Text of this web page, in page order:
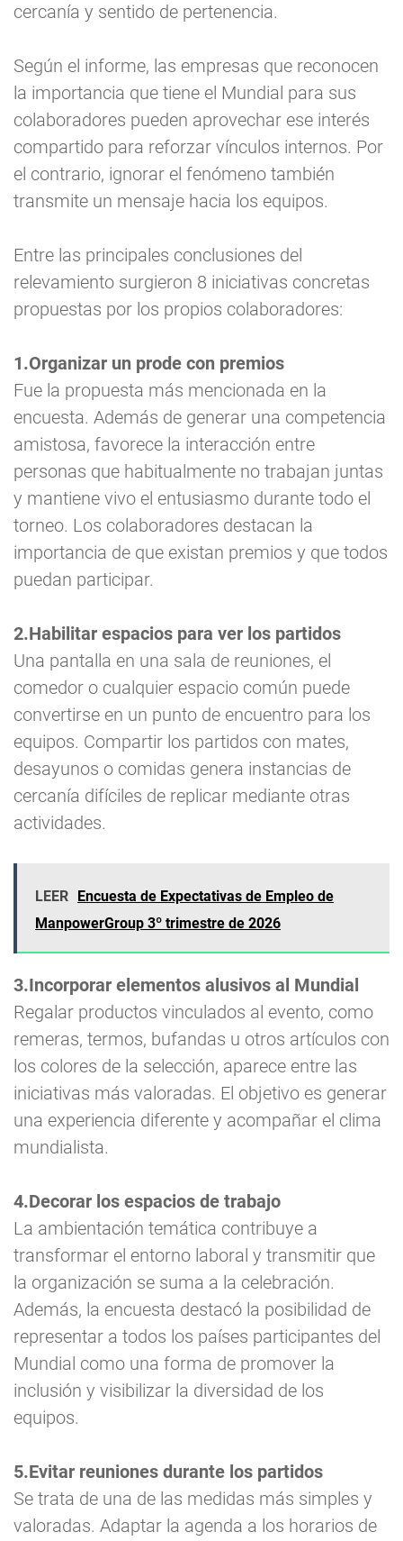
cercanía y sentido de pertenencia.
Según el informe, las empresas que reconocen
la importancia que tiene el Mundial para sus
colaboradores pueden aprovechar ese interés
compartido para reforzar vínculos internos. Por
el contrario, ignorar el fenómeno también
transmite un mensaje hacia los equipos.
Entre las principales conclusiones del
relevamiento surgieron 8 iniciativas concretas
propuestas por los propios colaboradores:
1.Organizar un prode con premios
Fue la propuesta más mencionada en la
encuesta. Además de generar una competencia
amistosa, favorece la interacción entre
personas que habitualmente no trabajan juntas
y mantiene vivo el entusiasmo durante todo el
torneo. Los colaboradores destacan la
importancia de que existan premios y que todos
puedan participar.
2.Habilitar espacios para ver los partidos
Una pantalla en una sala de reuniones, el
comedor o cualquier espacio común puede
convertirse en un punto de encuentro para los
equipos. Compartir los partidos con mates,
desayunos o comidas genera instancias de
cercanía difíciles de replicar mediante otras
actividades.
LEER
Encuesta de Expectativas de Empleo de
ManpowerGroup 3º trimestre de 2026
3.Incorporar elementos alusivos al Mundial
Regalar productos vinculados al evento, como
remeras, termos, bufandas u otros artículos con
los colores de la selección, aparece entre las
iniciativas más valoradas. El objetivo es generar
una experiencia diferente y acompañar el clima
mundialista.
4.Decorar los espacios de trabajo
La ambientación temática contribuye a
transformar el entorno laboral y transmitir que
la organización se suma a la celebración.
Además, la encuesta destacó la posibilidad de
representar a todos los países participantes del
Mundial como una forma de promover la
inclusión y visibilizar la diversidad de los
equipos.
5.Evitar reuniones durante los partidos
Se trata de una de las medidas más simples y
valoradas. Adaptar la agenda a los horarios de